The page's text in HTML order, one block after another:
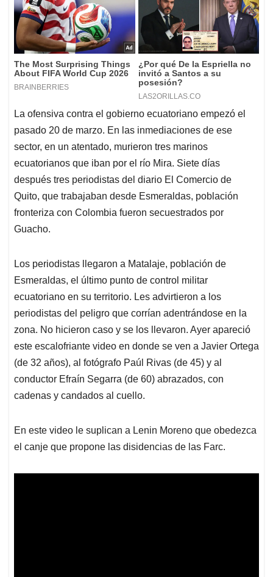
La ofensiva contra el gobierno ecuatoriano empezó el
pasado 20 de marzo. En las inmediaciones de ese
sector, en un atentado, murieron tres marinos
ecuatorianos que iban por el río Mira. Siete días
después tres periodistas del diario El Comercio de
Quito, que trabajaban desde Esmeraldas, población
fronteriza con Colombia fueron secuestrados por
Guacho.
Los periodistas llegaron a Matalaje, población de
Esmeraldas, el último punto de control militar
ecuatoriano en su territorio. Les advirtieron a los
periodistas del peligro que corrían adentrándose en la
zona. No hicieron caso y se los llevaron. Ayer apareció
este escalofriante video en donde se ven a Javier Ortega
(de 32 años), al fotógrafo Paúl Rivas (de 45) y al
conductor Efraín Segarra (de 60) abrazados, con
cadenas y candados al cuello.
En este video le suplican a Lenin Moreno que obedezca
el canje que propone las disidencias de las Farc.